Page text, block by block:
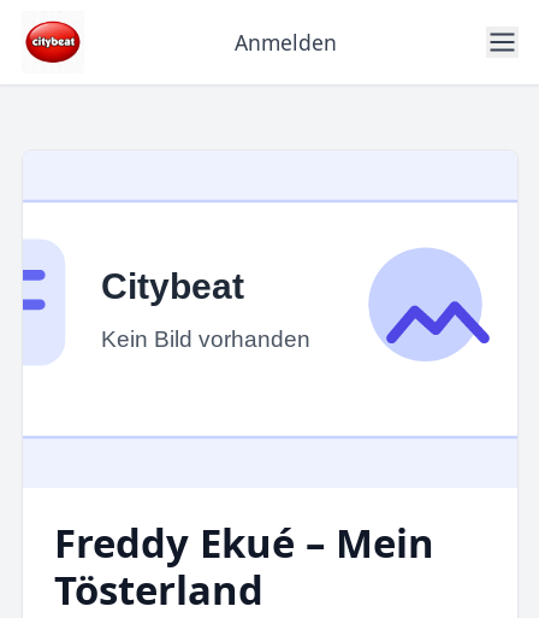
Anmelden
Freddy Ekué – Mein
Tösterland